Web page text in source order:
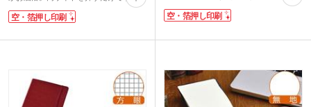
開くとこができます。コンパクトなサイ
ズ感でリップや小さなアクセサリーなど
ーブルなどをまとめて入れれば鞄の中も
ベルティ作製はいかがでしょうか。パッ
ケージは約10mmの厚みで、重量は約
35g。メール便送付が可能です。アパレ
空・箔押し印刷
ラー展開。PU素材の柔らかい生地感で
軽く、スナップボタン付きで中身が飛び
スマホを入れたり、ペンを入れたりと日
ショップの販促ノベルティや購入特典に
いかがでしょうか。パッケージは厚さ約
10mm、重量約75gでメール便送付が可
空・箔押し印刷